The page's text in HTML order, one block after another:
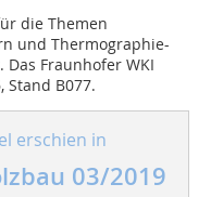
die Themen
und Thermographie-
Fraunhofer WKI
Stand B077.
erschien in
03/2019